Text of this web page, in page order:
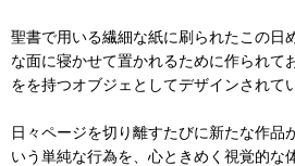
聖書で用いる繊細な紙に刷られたこの日
な面に寝かせて置かれるために作られて
をを持つオブジェとしてデザインされて
日々ページを切り離すたびに新たな作品
いう単純な行為を、心ときめく視覚的な